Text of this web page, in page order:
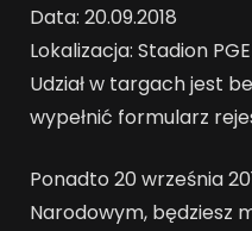
Data: 20.09.2018
Lokalizacja: Stadion
Udział w targach jest
wypełnić formularz
Ponadto 20 września
Narodowym, będziesz